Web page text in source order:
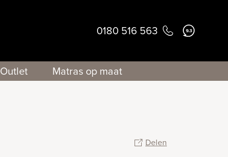
0180 516 563 9.3
Outlet Matras op maat
Delen